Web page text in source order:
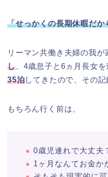
「せっかくの長期休暇だ
リーマン共働き夫婦の我が
し、4歳息子と6ヵ月長女を
35泊してきたので、その記
もちろん行く前は、
0歳児連れで大丈夫
1ヶ月なんてお金か